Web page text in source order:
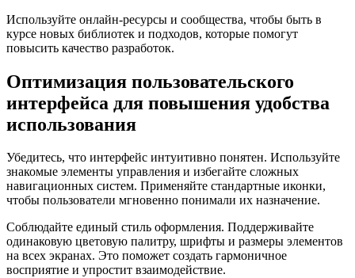
Используйте онлайн-ресурсы и сообщества, чтобы быть в
курсе новых библиотек и подходов, которые помогут
повысить качество разработок.
Оптимизация пользовательского
интерфейса для повышения удобства
использования
Убедитесь, что интерфейс интуитивно понятен. Используйте
знакомые элементы управления и избегайте сложных
навигационных систем. Применяйте стандартные иконки,
чтобы пользователи мгновенно понимали их назначение.
Соблюдайте единый стиль оформления. Поддерживайте
одинаковую цветовую палитру, шрифты и размеры элементов
на всех экранах. Это поможет создать гармоничное
восприятие и упростит взаимодействие.